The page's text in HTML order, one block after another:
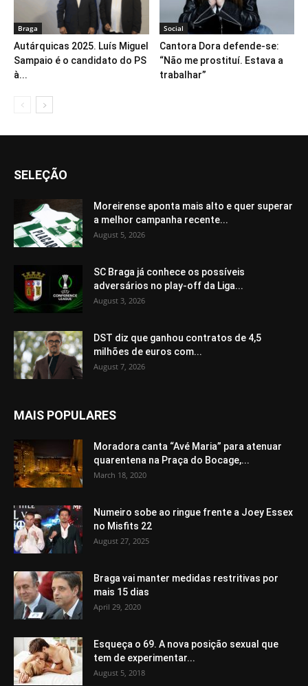
Braga
Autárquicas 2025. Luís Miguel
Sampaio é o candidato do PS
à...
Social
Cantora Dora defende-se:
“Não me prostituí. Estava a
trabalhar”
SELEÇÃO
Moreirense aponta mais alto e quer superar
a melhor campanha recente...
August 5, 2026
SC Braga já conhece os possíveis
adversários no play-off da Liga...
August 3, 2026
DST diz que ganhou contratos de 4,5
milhões de euros com...
August 7, 2026
MAIS POPULARES
Moradora canta “Avé Maria” para atenuar
quarentena na Praça do Bocage,...
March 18, 2020
Numeiro sobe ao ringue frente a Joey Essex
no Misfits 22
August 27, 2025
Braga vai manter medidas restritivas por
mais 15 dias
April 29, 2020
Esqueça o 69. A nova posição sexual que
tem de experimentar...
August 5, 2018